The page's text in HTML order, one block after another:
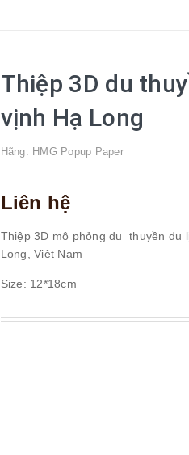
Thiệp 3D du
vịnh Hạ Long
Hãng: HMG Popup Paper
Liên hệ
Thiệp 3D mô phỏng du thuyền du
Long, Việt Nam
Size: 12*18cm